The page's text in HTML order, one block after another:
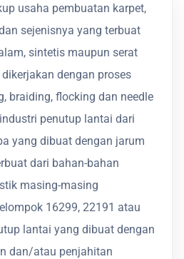
usaha pembuatan karpet,
sejenisnya yang terbuat
sintetis maupun serat
dengan proses
braiding, flocking dan needle
penutup lantai dari
yang dibuat dengan jarum
dari bahan-bahan
masing-masing
16299, 22191 atau
lantai yang dibuat dengan
dan/atau penjahitan